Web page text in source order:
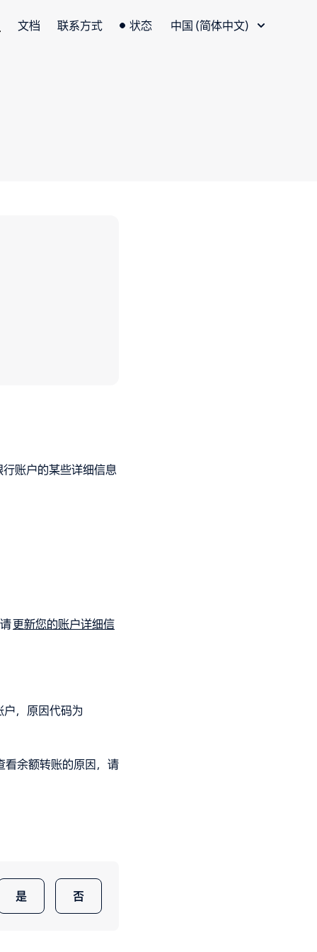
文档 联系方式 状态
中国 (简体中文)
行账户的某些详细信息
更新您的账户详细信
，原因代码为
看余额转账的原因，请
是 否